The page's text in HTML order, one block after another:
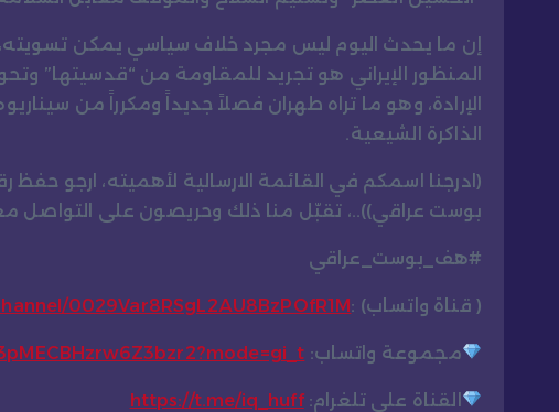
إن ما يحدث اليوم ليس مجرد خلاف سياسي يمكن
المنظور الإيراني هو تجريد للمقاومة من “قدسيتها”
الإرادة، وهو ما تراه طهران فصلاً جديداً ومكرراً من
الذاكرة الشيعية.
(ادرجنا اسمكم في القائمة الارسالية لأهميته، ارجو
بوست عراقي))..، تقبّل منا ذلك وحريصون على التواصل
#هف_بوست_عراقي
( قناة واتساب) :0029Var8RSgL2AU8BzPOfR1M
مجموعة واتساب:
القناة على تلغرام:https://t.me/iq_huff